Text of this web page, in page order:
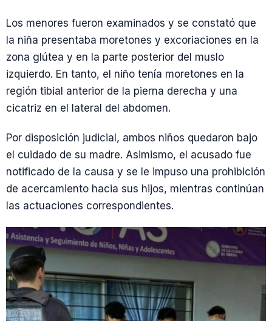
Los menores fueron examinados y se constató que
la niña presentaba moretones y excoriaciones en la
zona glútea y en la parte posterior del muslo
izquierdo. En tanto, el niño tenía moretones en la
región tibial anterior de la pierna derecha y una
cicatriz en el lateral del abdomen.
Por disposición judicial, ambos niños quedaron bajo
el cuidado de su madre. Asimismo, el acusado fue
notificado de la causa y se le impuso una prohibición
de acercamiento hacia sus hijos, mientras continúan
las actuaciones correspondientes.